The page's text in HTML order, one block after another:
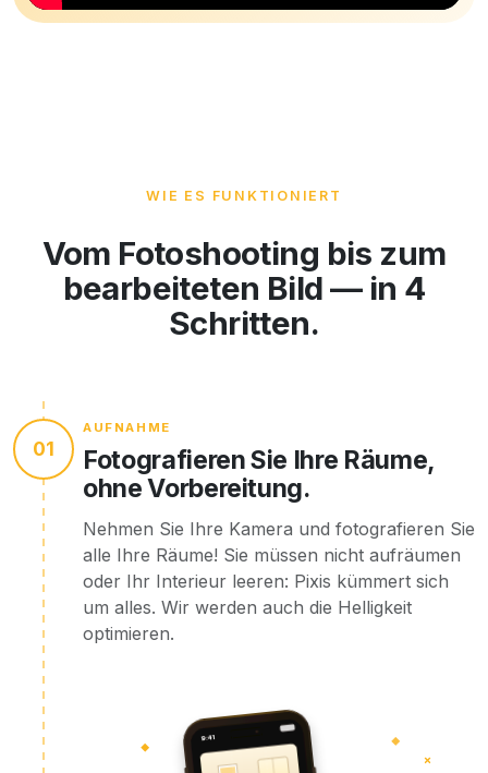
WIE ES FUNKTIONIERT
Vom Fotoshooting bis zum
bearbeiteten Bild — in 4
Schritten.
01
AUFNAHME
Fotografieren Sie Ihre Räume,
ohne Vorbereitung.
Nehmen Sie Ihre Kamera und fotografieren Sie
alle Ihre Räume! Sie müssen nicht aufräumen
oder Ihr Interieur leeren: Pixis kümmert sich
um alles. Wir werden auch die Helligkeit
optimieren.
9:41